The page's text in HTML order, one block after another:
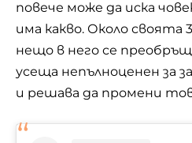
повече може да иска
има какво. Около
нещо в него се
усеща непълноценен за
и решава да промени